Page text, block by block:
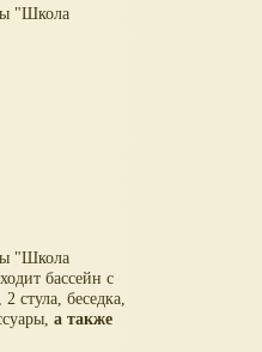
"Школа
"Школа
бассейн с
стула, беседка,
а также